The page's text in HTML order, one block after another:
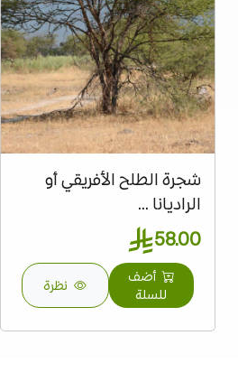
شجرة الطلح الأفريقي أو
الراديانا ...
58.00
أضف
للسلة
نظرة